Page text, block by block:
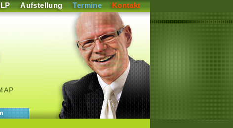
Aufstellung Termine Kontakt